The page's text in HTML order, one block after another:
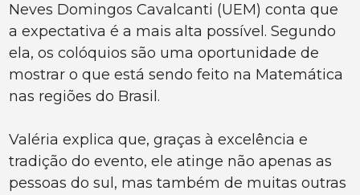
Neves Domingos Cavalcanti (UEM) conta que
a expectativa é a mais alta possível. Segundo
ela, os colóquios são uma oportunidade de
mostrar o que está sendo feito na Matemática
nas regiões do Brasil.
Valéria explica que, graças à excelência e
tradição do evento, ele atinge não apenas as
pessoas do sul, mas também de muitas outras